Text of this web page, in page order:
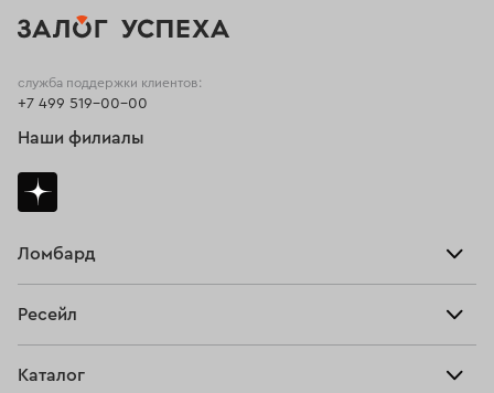
Ломбард
Тарифы
Ресейл
Каталог
служба поддержки клиентов:
+7 499 519-00-00
Наши филиалы